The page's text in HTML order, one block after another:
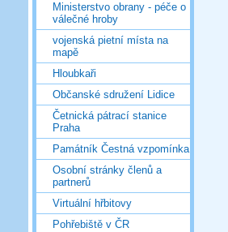
Ministerstvo obrany - péče o
válečné hroby
vojenská pietní místa na
mapě
Hloubkaři
Občanské sdružení Lidice
Četnická pátrací stanice
Praha
Památník Čestná vzpomínka
Osobní stránky členů a
partnerů
Virtuální hřbitovy
Pohřebiště v ČR